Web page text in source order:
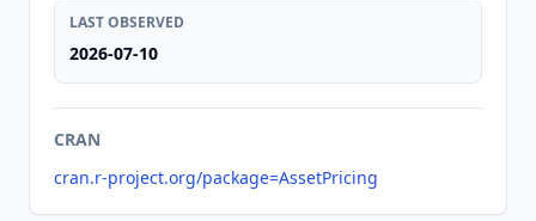
LAST OBSERVED
2026-07-10
CRAN
cran.r-project.org/package=AssetPricing